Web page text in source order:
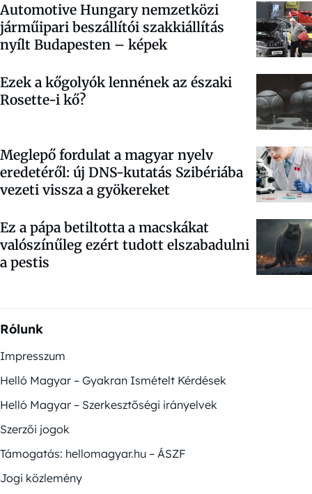
Automotive Hungary nemzetközi
járműipari beszállítói szakkiállítás
nyílt Budapesten – képek
Ezek a kőgolyók lennének az északi
Rosette-i kő?
Meglepő fordulat a magyar nyelv
eredetéről: új DNS-kutatás Szibériába
vezeti vissza a gyökereket
Ez a pápa betiltotta a macskákat
valószínűleg ezért tudott elszabadulni
a pestis
Rólunk
Impresszum
Helló Magyar – Gyakran Ismételt Kérdések
Helló Magyar – Szerkesztőségi irányelvek
Szerzői jogok
Támogatás: hellomagyar.hu – ÁSZF
Jogi közlemény